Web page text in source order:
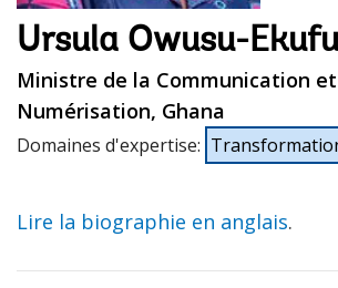
Ursula Owusu-
Ministre de la Communication
Numérisation, Ghana
Domaines d'expertise:
Lire la biographie en anglais.